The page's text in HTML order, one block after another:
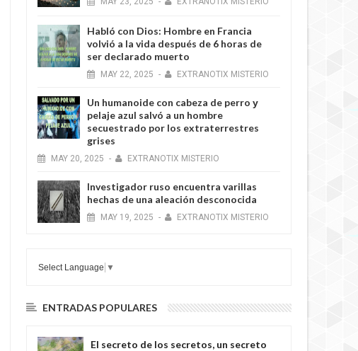
5 YEARS AGO
5 YEARS AGO
Habló con Dios: Hombre en Francia
volvió a la vida después de 6 horas de
ser declarado muerto
MAY 22, 2025 - EXTRANOTIX MISTERIO
Un humanoide con cabeza de perro у
pelaje azul salvó a un hombre
secuestrado por los extraterrestres
grises
MAY 20, 2025 - EXTRANOTIX MISTERIO
Investigador ruso encuentra varillas
hechas de una aleación desconocida
MAY 19, 2025 - EXTRANOTIX MISTERIO
Select Language ▼
ENTRADAS POPULARES
El secreto de los secretos, un secreto